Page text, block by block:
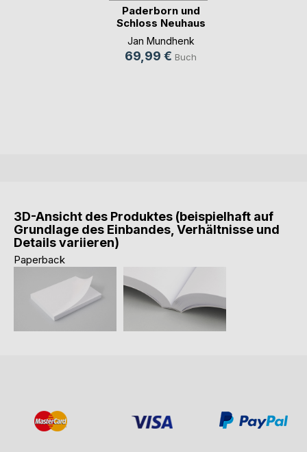
Paderborn und
Schloss Neuhaus
von oben
Jan Mundhenk
69,99 € Buch
3D-Ansicht des Produktes (beispielhaft auf
Grundlage des Einbandes, Verhältnisse und
Details variieren)
Paperback